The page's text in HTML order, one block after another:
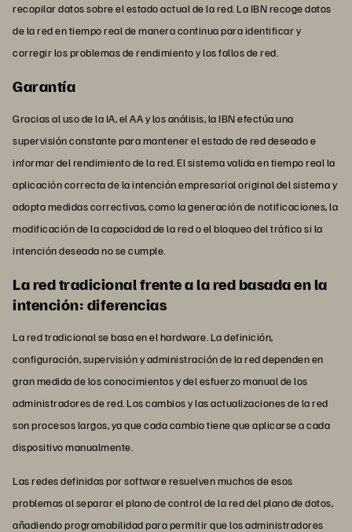
recopilar datos sobre el estado actual de la red. La IBN recoge datos
de la red en tiempo real de manera continua para identificar y
corregir los problemas de rendimiento y los fallos de red.
Garantía
Gracias al uso de la IA, el AA y los análisis, la IBN efectúa una
supervisión constante para mantener el estado de red deseado e
informar del rendimiento de la red. El sistema valida en tiempo real la
aplicación correcta de la intención empresarial original del sistema y
adopta medidas correctivas, como la generación de notificaciones, la
modificación de la capacidad de la red o el bloqueo del tráfico si la
intención deseada no se cumple.
La red tradicional frente a la red basada en la
intención: diferencias
La red tradicional se basa en el hardware. La definición,
configuración, supervisión y administración de la red dependen en
gran medida de los conocimientos y del esfuerzo manual de los
administradores de red. Los cambios y las actualizaciones de la red
son procesos largos, ya que cada cambio tiene que aplicarse a cada
dispositivo manualmente.
Las redes definidas por software resuelven muchos de esos
problemas al separar el plano de control de la red del plano de datos,
añadiendo programabilidad para permitir que los administradores